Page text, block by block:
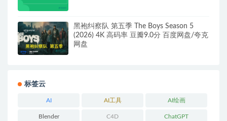
黑袍纠察队 第五季 The Boys Season 5
(2026) 4K 高码率 豆瓣9.0分 百度网盘/夸克
网盘
标签云
AI AI工具 AI绘画
Blender C4D ChatGPT